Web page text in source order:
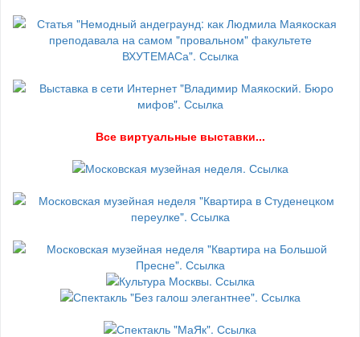
Все виртуальные выставки...